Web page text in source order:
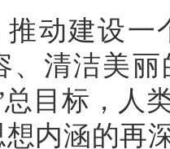
推动建设一
、清洁美
总目标，人
内涵的再